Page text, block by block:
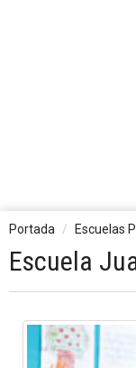
Portada Escuelas
Escuela